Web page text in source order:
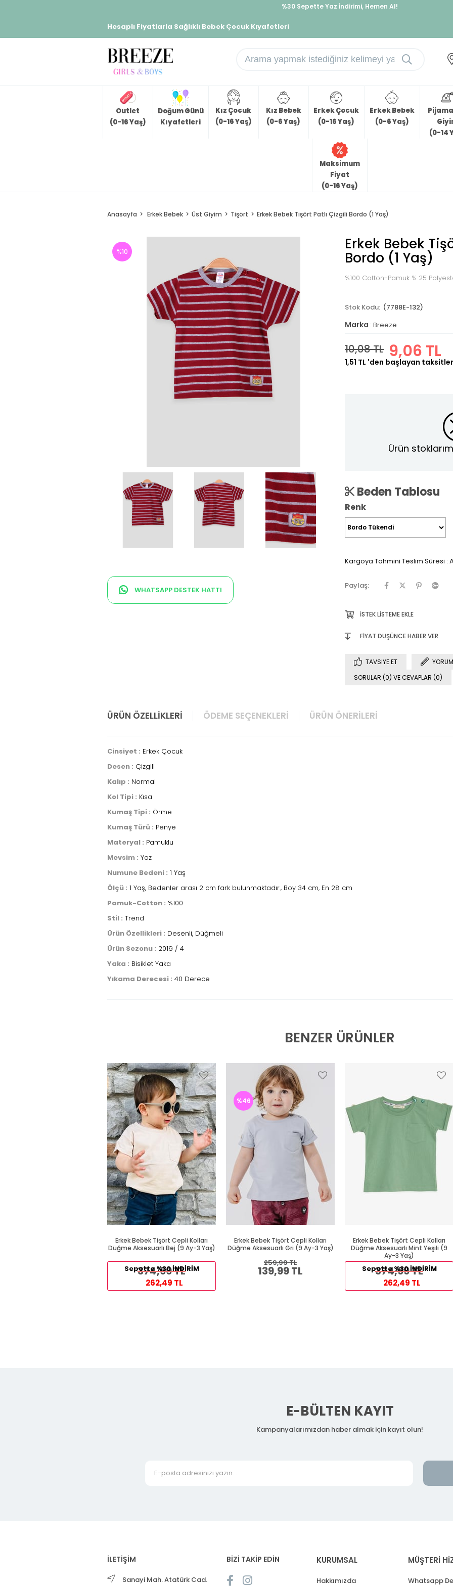
%30 Sepette Yaz İndirimi, Hemen Al!
Hesaplı Fiyatlarla Sağlıklı Bebek Çocuk Kıyafetleri
Outlet
(0-16 Yaş)
Doğum Günü
Kıyafetleri
Kız Çocuk
(0-16 Yaş)
Kız Bebek
(0-6 Yaş)
Erkek Çocuk
(0-16 Yaş)
Erkek Bebek
(0-6 Yaş)
(0-14
Maksimum
Fiyat
(0-16 Yaş)
Anasayfa Erkek Bebek Üst Giyim Tişört Erkek Bebek Tişört Patlı Çizgili Bordo (1 Yaş)
%10
WHATSAPP DESTEK HATTI
Erkek Bebek
Bordo (1 Yaş)
%100 Cotton-Pamuk % 25
(7788E-132)
Marka : Breeze
10,08 TL 9,06 TL
1,51 TL 'den başlayan
Ürün
Beden Tablosu
Renk
Kargoya Tahmini Teslim Süresi :
Paylaş:
İSTEK LISTEME EKLE
FIYAT DÜŞÜNCE HABER VER
TAVSIYE ET
SORULAR (0) VE CEVAPLAR (0)
ÜRÜN ÖZELLIKLERI ÖDEME SEÇENEKLERI ÜRÜN ÖNERILERI
Cinsiyet : Erkek Çocuk
Desen : Çizgili
Kalıp : Normal
Kol Tipi : Kısa
Kumaş Tipi : Örme
Kumaş Türü : Penye
Materyal : Pamuklu
Mevsim : Yaz
Numune Bedeni : 1 Yaş
Ölçü : 1 Yaş, Bedenler arası 2 cm fark bulunmaktadır., Boy 34 cm, En 28 cm
Pamuk-Cotton : %100
Stil : Trend
Ürün Özellikleri : Desenli, Düğmeli
Ürün Sezonu : 2019 / 4
Yaka : Bisiklet Yaka
Yıkama Derecesi : 40 Derece
BENZER ÜRÜNLER
Erkek Bebek Tişört Cepli Kolları
Düğme Aksesuarlı Bej (9 Ay-3 Yaş)
374,99 TL
Sepette %30 İNDİRİM
262,49 TL
Erkek Bebek Tişört Cepli Kolları
Düğme Aksesuarlı Gri (9 Ay-3 Yaş)
139,99 TL
259,99 TL
%46
Erkek Bebek Tişört Cepli Kolları
Düğme Aksesuarlı Mint Yeşili (9
Ay-3 Yaş)
374,99 TL
Sepette %30 İNDİRİM
262,49 TL
E-BÜLTEN KAYIT
Kampanyalarımızdan haber almak için kayıt olun!
İLETİŞİM
Sanayi Mah. Atatürk Cad.
BİZİ TAKİP EDİN KURUMSAL
Hakkımızda
MÜŞTERİ
Whatsapp